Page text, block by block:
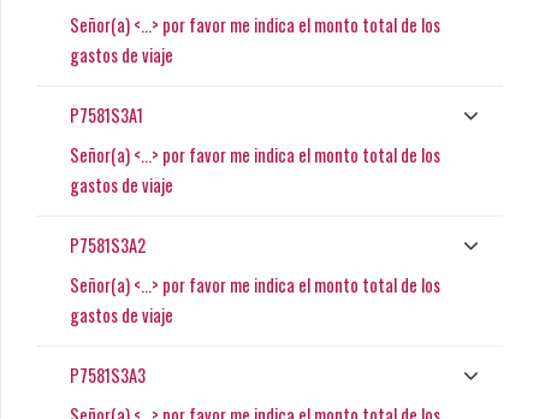
Señor(a) <...> por favor me indica el monto total de los
gastos de viaje
P7581S3A1
Señor(a) <...> por favor me indica el monto total de los
gastos de viaje
P7581S3A2
Señor(a) <...> por favor me indica el monto total de los
gastos de viaje
P7581S3A3